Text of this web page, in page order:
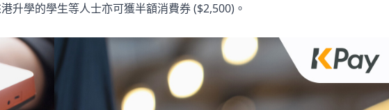
升學的學生等人士亦可獲半額消費券 ($2,500)。